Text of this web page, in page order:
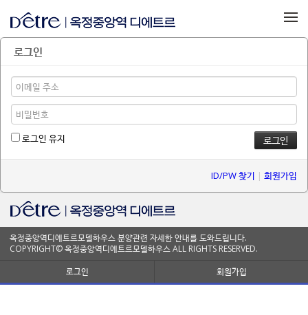
로그인
로그인 유지
ID/PW 찾기 | 회원가입
옥정중앙역디에트르모델하우스 분양관련 자세한 안내를 도와드립니다.
COPYRIGHT© 옥정중앙역디에트르모델하우스 ALL RIGHTS RESERVED.
로그인
회원가입